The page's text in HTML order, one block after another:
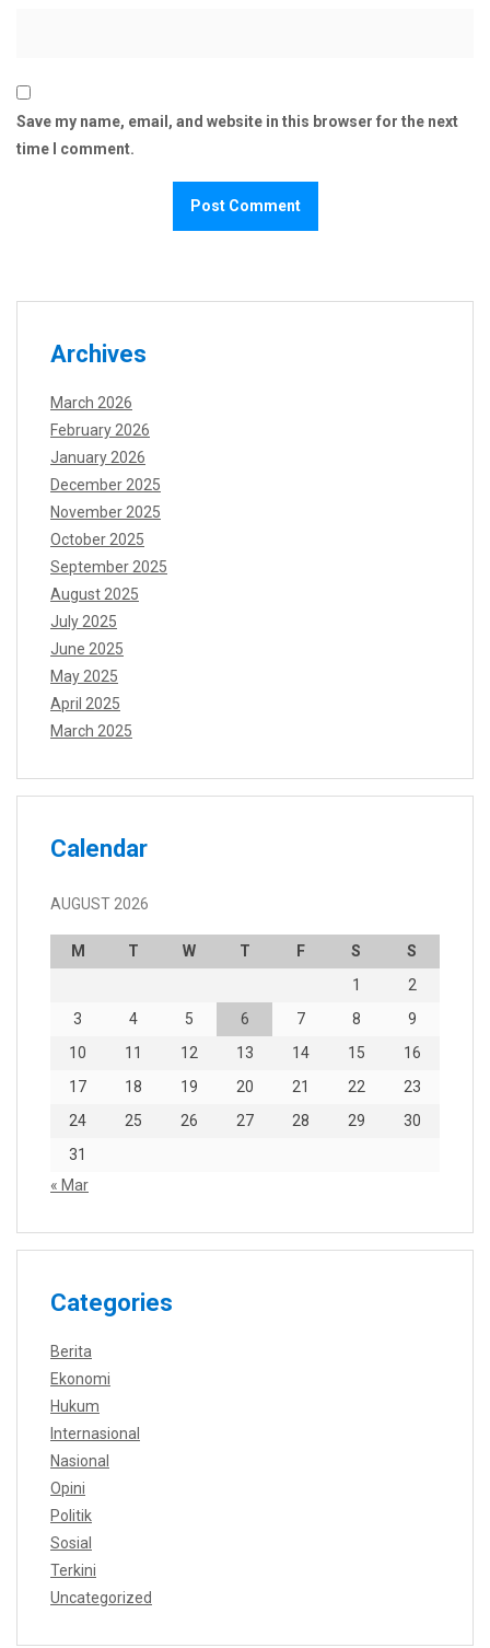
Save my name, email, and website in this browser for the next
time I comment.
Archives
March 2026
February 2026
January 2026
December 2025
November 2025
October 2025
September 2025
August 2025
July 2025
June 2025
May 2025
April 2025
March 2025
Calendar
AUGUST 2026
M T W T F S
S
1
2
3
4 5 6 7 8
9
10
11 12 13 14 15
16
17
18 19 20 21 22
23
24
25 26 27 28 29
30
31
« Mar
Categories
Berita
Ekonomi
Hukum
Internasional
Nasional
Opini
Politik
Sosial
Terkini
Uncategorized